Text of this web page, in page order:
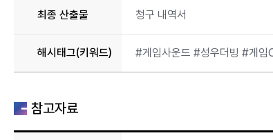
네
모
사
마
최종 산출물 청구 내역서
해시태그(키워드) #게임사운드 #성우더빙 #게
참고자료